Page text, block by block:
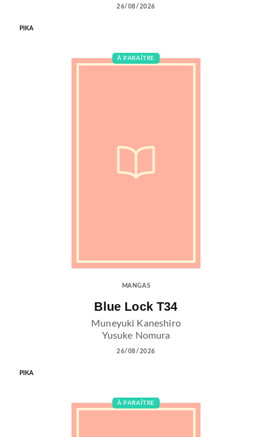
26/08/2026
PIKA
À PARAÎTRE
MANGAS
Blue Lock T34
Muneyuki Kaneshiro
Yusuke Nomura
26/08/2026
PIKA
À PARAÎTRE